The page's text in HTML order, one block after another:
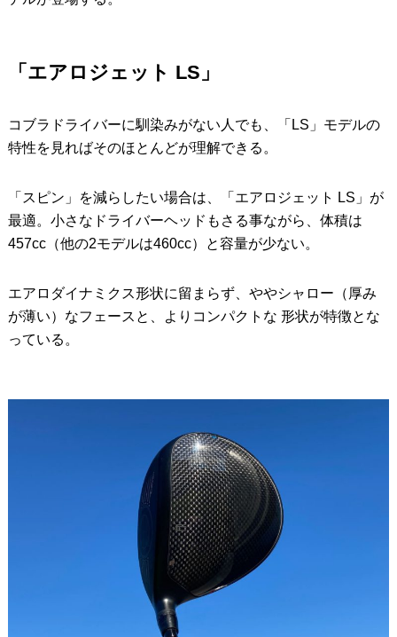
「エアロジェット LS」
コブラドライバーに馴染みがない人でも、「LS」モデルの
特性を見ればそのほとんどが理解できる。
「スピン」を減らしたい場合は、「エアロジェット LS」が
最適。小さなドライバーヘッドもさる事ながら、体積は
457cc（他の2モデルは460cc）と容量が少ない。
エアロダイナミクス形状に留まらず、ややシャロー（厚み
が薄い）なフェースと、よりコンパクトな 形状が特徴とな
っている。